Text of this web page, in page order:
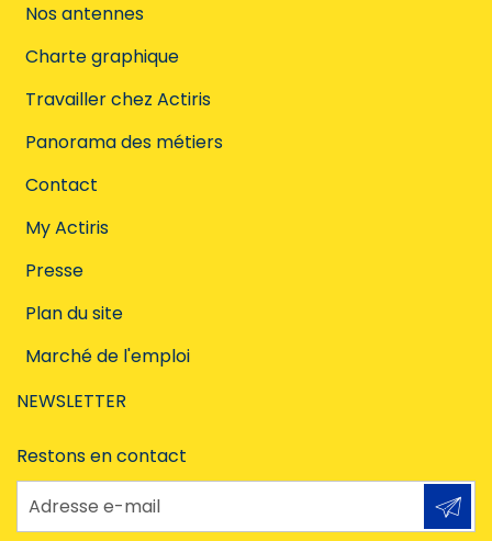
Nos antennes
Charte graphique
Travailler chez Actiris
Panorama des métiers
Contact
My Actiris
Presse
Plan du site
Marché de l'emploi
NEWSLETTER
Restons en contact
Adresse e-mail